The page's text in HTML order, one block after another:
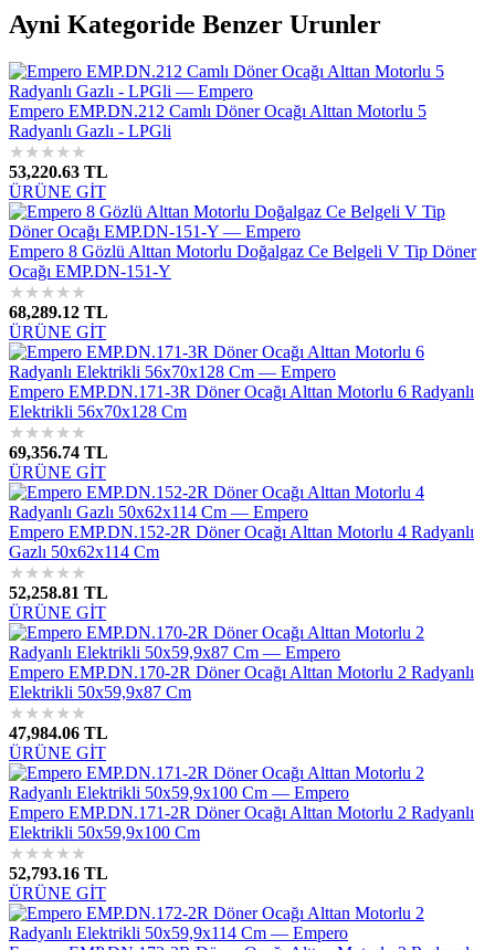
Ayni Kategoride Benzer Urunler
Empero EMP.DN.212 Camlı Döner Ocağı Alttan Motorlu 5
Radyanlı Gazlı - LPGli
★★★★★
53,220.63 TL
ÜRÜNE GİT
Empero 8 Gözlü Alttan Motorlu Doğalgaz Ce Belgeli V Tip Döner
Ocağı EMP.DN-151-Y
★★★★★
68,289.12 TL
ÜRÜNE GİT
Empero EMP.DN.171-3R Döner Ocağı Alttan Motorlu 6 Radyanlı
Elektrikli 56x70x128 Cm
★★★★★
69,356.74 TL
ÜRÜNE GİT
Empero EMP.DN.152-2R Döner Ocağı Alttan Motorlu 4 Radyanlı
Gazlı 50x62x114 Cm
★★★★★
52,258.81 TL
ÜRÜNE GİT
Empero EMP.DN.170-2R Döner Ocağı Alttan Motorlu 2 Radyanlı
Elektrikli 50x59,9x87 Cm
★★★★★
47,984.06 TL
ÜRÜNE GİT
Empero EMP.DN.171-2R Döner Ocağı Alttan Motorlu 2 Radyanlı
Elektrikli 50x59,9x100 Cm
★★★★★
52,793.16 TL
ÜRÜNE GİT